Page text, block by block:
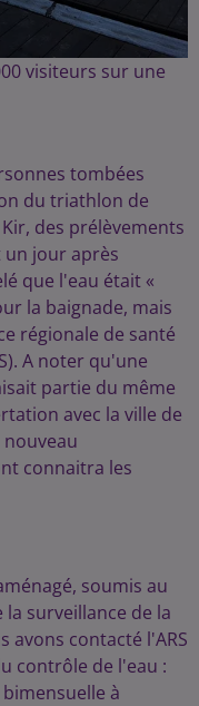
visiteurs sur une
tombées
du triathlon de
des prélèvements
un jour après
que l'eau était «
la baignade, mais
régionale de santé
A noter qu'une
partie du même
avec la ville de
connaitra les
soumis au
surveillance de la
avons contacté l'ARS
contrôle de l'eau :
à